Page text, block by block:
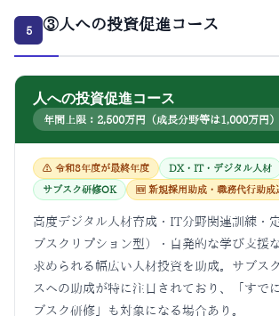
5 ③人への投資促進コース
人への投資促進コース
年間上限：2,500万円（成長分野等は1,000万円）
⚠ 令和8年度が最終年度 DX・IT・デジタル人材
サブスク研修OK 🆕 新規採用助成・職務代行助成
高度デジタル人材育成・IT分野関連訓練・
ブスクリプション型）・自発的な学び支援
求められる幅広い人材投資を助成。サブス
スへの助成が特に注目されており、「すで
ブスク研修」も対象になる場合あり。